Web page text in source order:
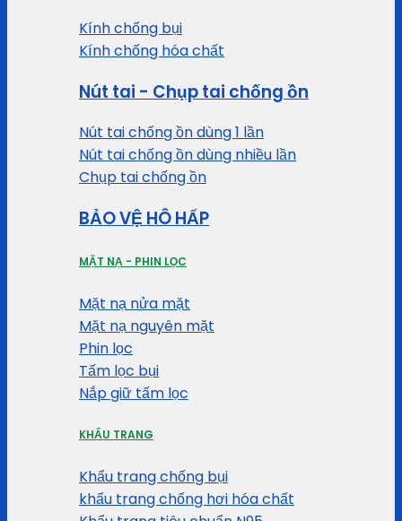
Kính chống bụi
Kính chống hóa chất
Nút tai - Chụp tai chống ồn
Nút tai chống ồn dùng 1 lần
Nút tai chống ồn dùng nhiều lần
Chụp tai chống ồn
BẢO VỆ HÔ HẤP
MẶT NẠ - PHIN LỌC
Mặt nạ nửa mặt
Mặt nạ nguyên mặt
Phin lọc
Tấm lọc bụi
Nắp giữ tấm lọc
KHẨU TRANG
Khẩu trang chống bụi
khẩu trang chống hơi hóa chất